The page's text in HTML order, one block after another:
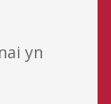
yn